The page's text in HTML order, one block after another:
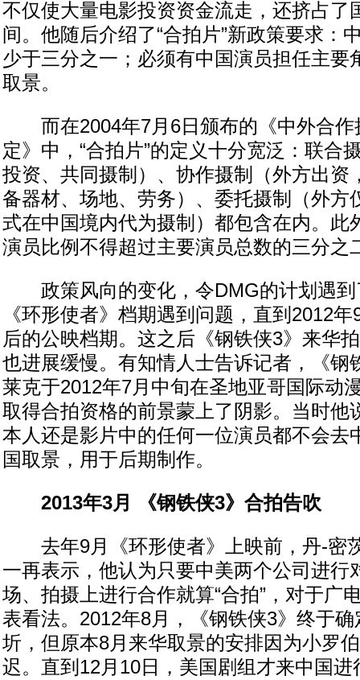
不仅使大量电影投资资金流走，还挤占了
间。他随后介绍了“合拍片”新政策要求：
少于三分之一；必须有中国演员担任主要
取景。
而在2004年7月6日颁布的《中外合作
定》中，“合拍片”的定义十分宽泛：联合
投资、共同摄制）、协作摄制（外方出资
备器材、场地、劳务）、委托摄制（外方
式在中国境内代为摄制）都包含在内。此
演员比例不得超过主要演员总数的三分之
政策风向的变化，令DMG的计划遇到
《环形使者》档期遇到问题，直到2012
后的公映档期。这之后《钢铁侠3》来华
也进展缓慢。有知情人士告诉记者，《钢
莱克于2012年7月中旬在圣地亚哥国际动
取得合拍资格的前景蒙上了阴影。当时他
本人还是影片中的任何一位演员都不会去
国取景，用于后期制作。
2013年3月 《钢铁侠3》合拍告吹
去年9月《环形使者》上映前，丹-密
一再表示，他认为只要中美两个公司进行
场、拍摄上进行合作就算“合拍”，对于广
表看法。2012年8月，《钢铁侠3》终于
圻，但原本8月来华取景的安排因为小罗
迟。直到12月10日，美国剧组才来中国